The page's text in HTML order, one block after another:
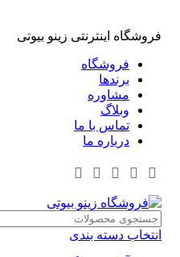
فروشگاه اینترنتی زینو بیوتی
فروشگاه
برندها
مشاوره
وبلاگ
تماس با ما
درباره ما
انتخاب دسته بندی